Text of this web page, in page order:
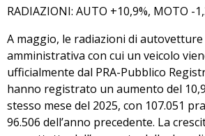
RADIAZIONI: AUTO +10,9%, MOTO -
A maggio, le radiazioni di
amministrativa con cui un veicolo
ufficialmente dal PRA-Pubblico
hanno registrato un aumento del
stesso mese del 2025, con 107.051
96.506 dell’anno precedente. La